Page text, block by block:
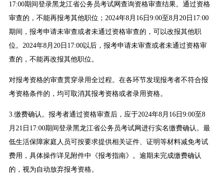
17:00期间登录黑龙江省公务员考试网查询资格审查结果。通过资格
审查的，不能再报考其他职位；2024年8月16日9:00至8月20日17:00
期间，报考申请未审查或者未通过资格审查的，可以改报其他职
位。2024年8月20日17:00以后，报考申请未审查或者未通过资格审
查的，不能再改报其他职位。
对报考资格的审查贯穿录用全过程。在各环节发现报考者不符合报
考资格条件的，均可取消其报考资格或者录用资格。
3.缴费确认。报考者通过资格审查后，应于2024年8月16日9:00至8
月21日17:00期间登录黑龙江省公务员考试网进行实名缴费确认。最
低生活保障家庭人员可按要求提供相关证件、证明等材料减免考试
费用，具体操作详见附件中《报考指南》。逾期未完成缴费确认
的，视为自动放弃报考资格。